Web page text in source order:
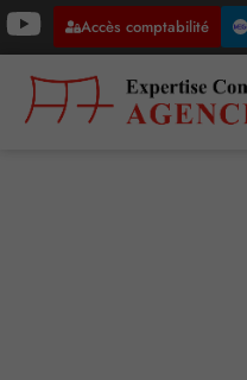
Accès comptabilité